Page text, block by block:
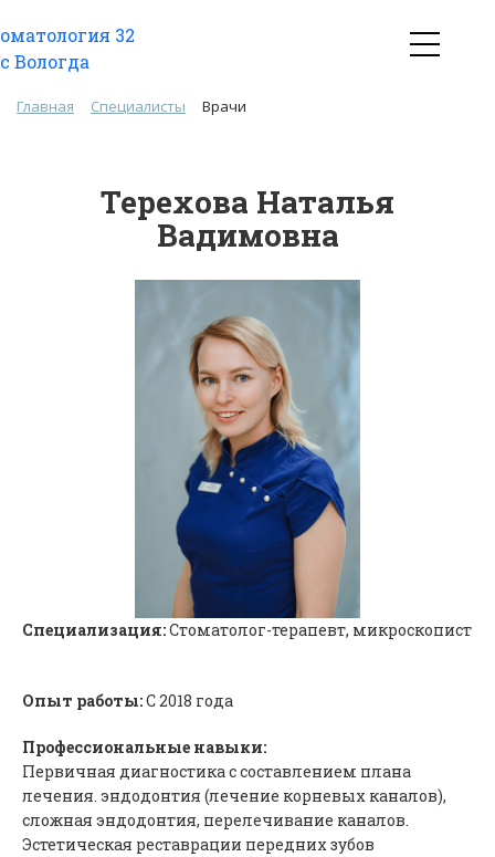
Главная Специалисты Врачи
Терехова Наталья
Вадимовна
Специализация:Стоматолог-терапевт, микроскопист
Опыт работы:С 2018 года
Профессиональные навыки:
Первичная диагностика с составлением плана
лечения. эндодонтия (лечение корневых каналов),
сложная эндодонтия, перелечивание каналов.
Эстетическая реставрации передних зубов